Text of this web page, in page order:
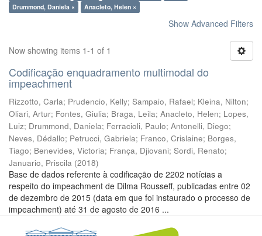
Drummond, Daniela ×
Anacleto, Helen ×
Show Advanced Filters
Now showing items 1-1 of 1
Codificação enquadramento multimodal do
impeachment
Rizzotto, Carla; Prudencio, Kelly; Sampaio, Rafael; Kleina, Nilton;
Oliari, Artur; Fontes, Giulia; Braga, Leila; Anacleto, Helen; Lopes,
Luiz; Drummond, Daniela; Ferracioli, Paulo; Antonelli, Diego;
Neves, Dédallo; Petrucci, Gabriela; Franco, Crislaine; Borges,
Tiago; Benevides, Victoria; França, Djiovani; Sordi, Renato;
Januario, Priscila (2018)
Base de dados referente à codificação de 2202 notícias a
respeito do impeachment de Dilma Rousseff, publicadas entre 02
de dezembro de 2015 (data em que foi instaurado o processo de
impeachment) até 31 de agosto de 2016 ...